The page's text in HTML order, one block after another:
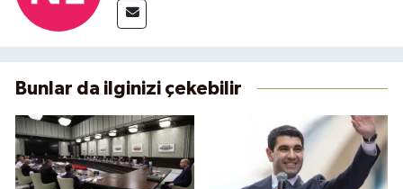
Bunlar da ilginizi çekebilir